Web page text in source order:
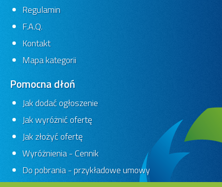
Regulamin
F.A.Q.
Kontakt
Mapa kategorii
Pomocna dłoń
Jak dodać ogłoszenie
Jak wyróżnić ofertę
Jak złożyć ofertę
Wyróżnienia - Cennik
Do pobrania - przykładowe umowy